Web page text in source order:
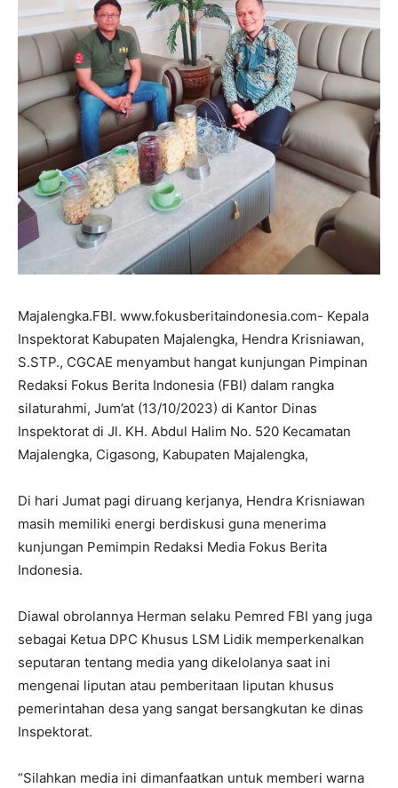
Majalengka.FBI. www.fokusberitaindonesia.com- Kepala
Inspektorat Kabupaten Majalengka, Hendra Krisniawan,
S.STP., CGCAE menyambut hangat kunjungan Pimpinan
Redaksi Fokus Berita Indonesia (FBI) dalam rangka
silaturahmi, Jum’at (13/10/2023) di Kantor Dinas
Inspektorat di Jl. KH. Abdul Halim No. 520 Kecamatan
Majalengka, Cigasong, Kabupaten Majalengka,
Di hari Jumat pagi diruang kerjanya, Hendra Krisniawan
masih memiliki energi berdiskusi guna menerima
kunjungan Pemimpin Redaksi Media Fokus Berita
Indonesia.
Diawal obrolannya Herman selaku Pemred FBI yang juga
sebagai Ketua DPC Khusus LSM Lidik memperkenalkan
seputaran tentang media yang dikelolanya saat ini
mengenai liputan atau pemberitaan liputan khusus
pemerintahan desa yang sangat bersangkutan ke dinas
Inspektorat.
“Silahkan media ini dimanfaatkan untuk memberi warna